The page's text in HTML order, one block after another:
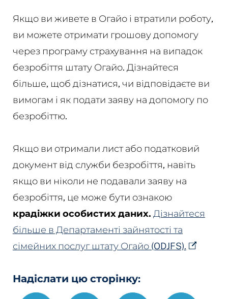
Якщо ви живете в Огайо і втратили роботу,
ви можете отримати грошову допомогу
через програму страхування на випадок
безробіття штату Огайо. Дізнайтеся
більше, щоб дізнатися, чи відповідаєте ви
вимогам і як подати заяву на допомогу по
безробіттю.
Якщо ви отримали лист або податковий
документ від служби безробіття, навіть
якщо ви ніколи не подавали заяву на
безробіття, це може бути ознакою
крадіжки особистих даних. Дізнайтеся
більше в Департаменті зайнятості та
сімейних послуг штату Огайо (ODJFS).
Надіслати цю сторінку: